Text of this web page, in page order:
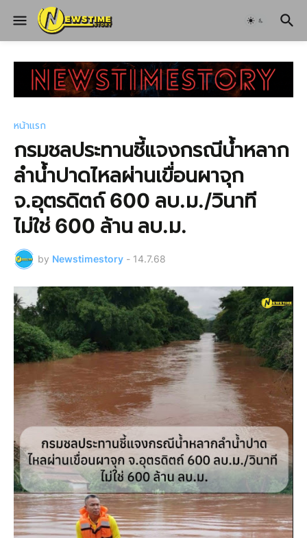
หน้าแรก
กรมชลประทานชี้แจงกรณีน้ำหลาก
ลำน้ำปาดไหลผ่านเขื่อนผาจุก
จ.อุตรดิตถ์ 600 ลบ.ม./วินาที
ไม่ใช่ 600 ล้าน ลบ.ม.
by Newstimestory - 14.7.68